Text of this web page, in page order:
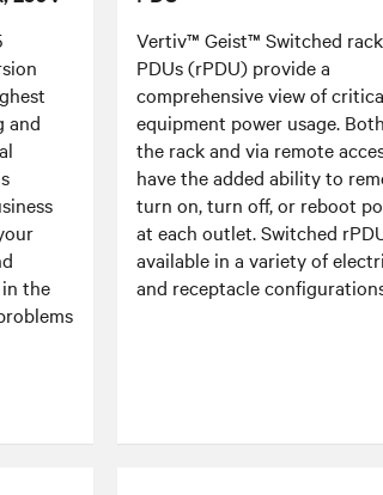
and
the
Vertiv™ Geist™ Switched rack
PDUs (rPDU) provide a
comprehensive view of
equipment power usage.
the rack and via remote
have the added ability to
turn on, turn off, or reboot
at each outlet. Switched
available in a variety of
and receptacle